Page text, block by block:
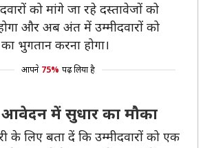
को मांगे जा रहे दस्तावेजों को
और अब अंत में उम्मीदवारों को
भुगतान करना होगा।
आपने 75% पढ़ लिया है
आवेदन में सुधार का मौका
के लिए बता दें कि उम्मीदवारों को एक